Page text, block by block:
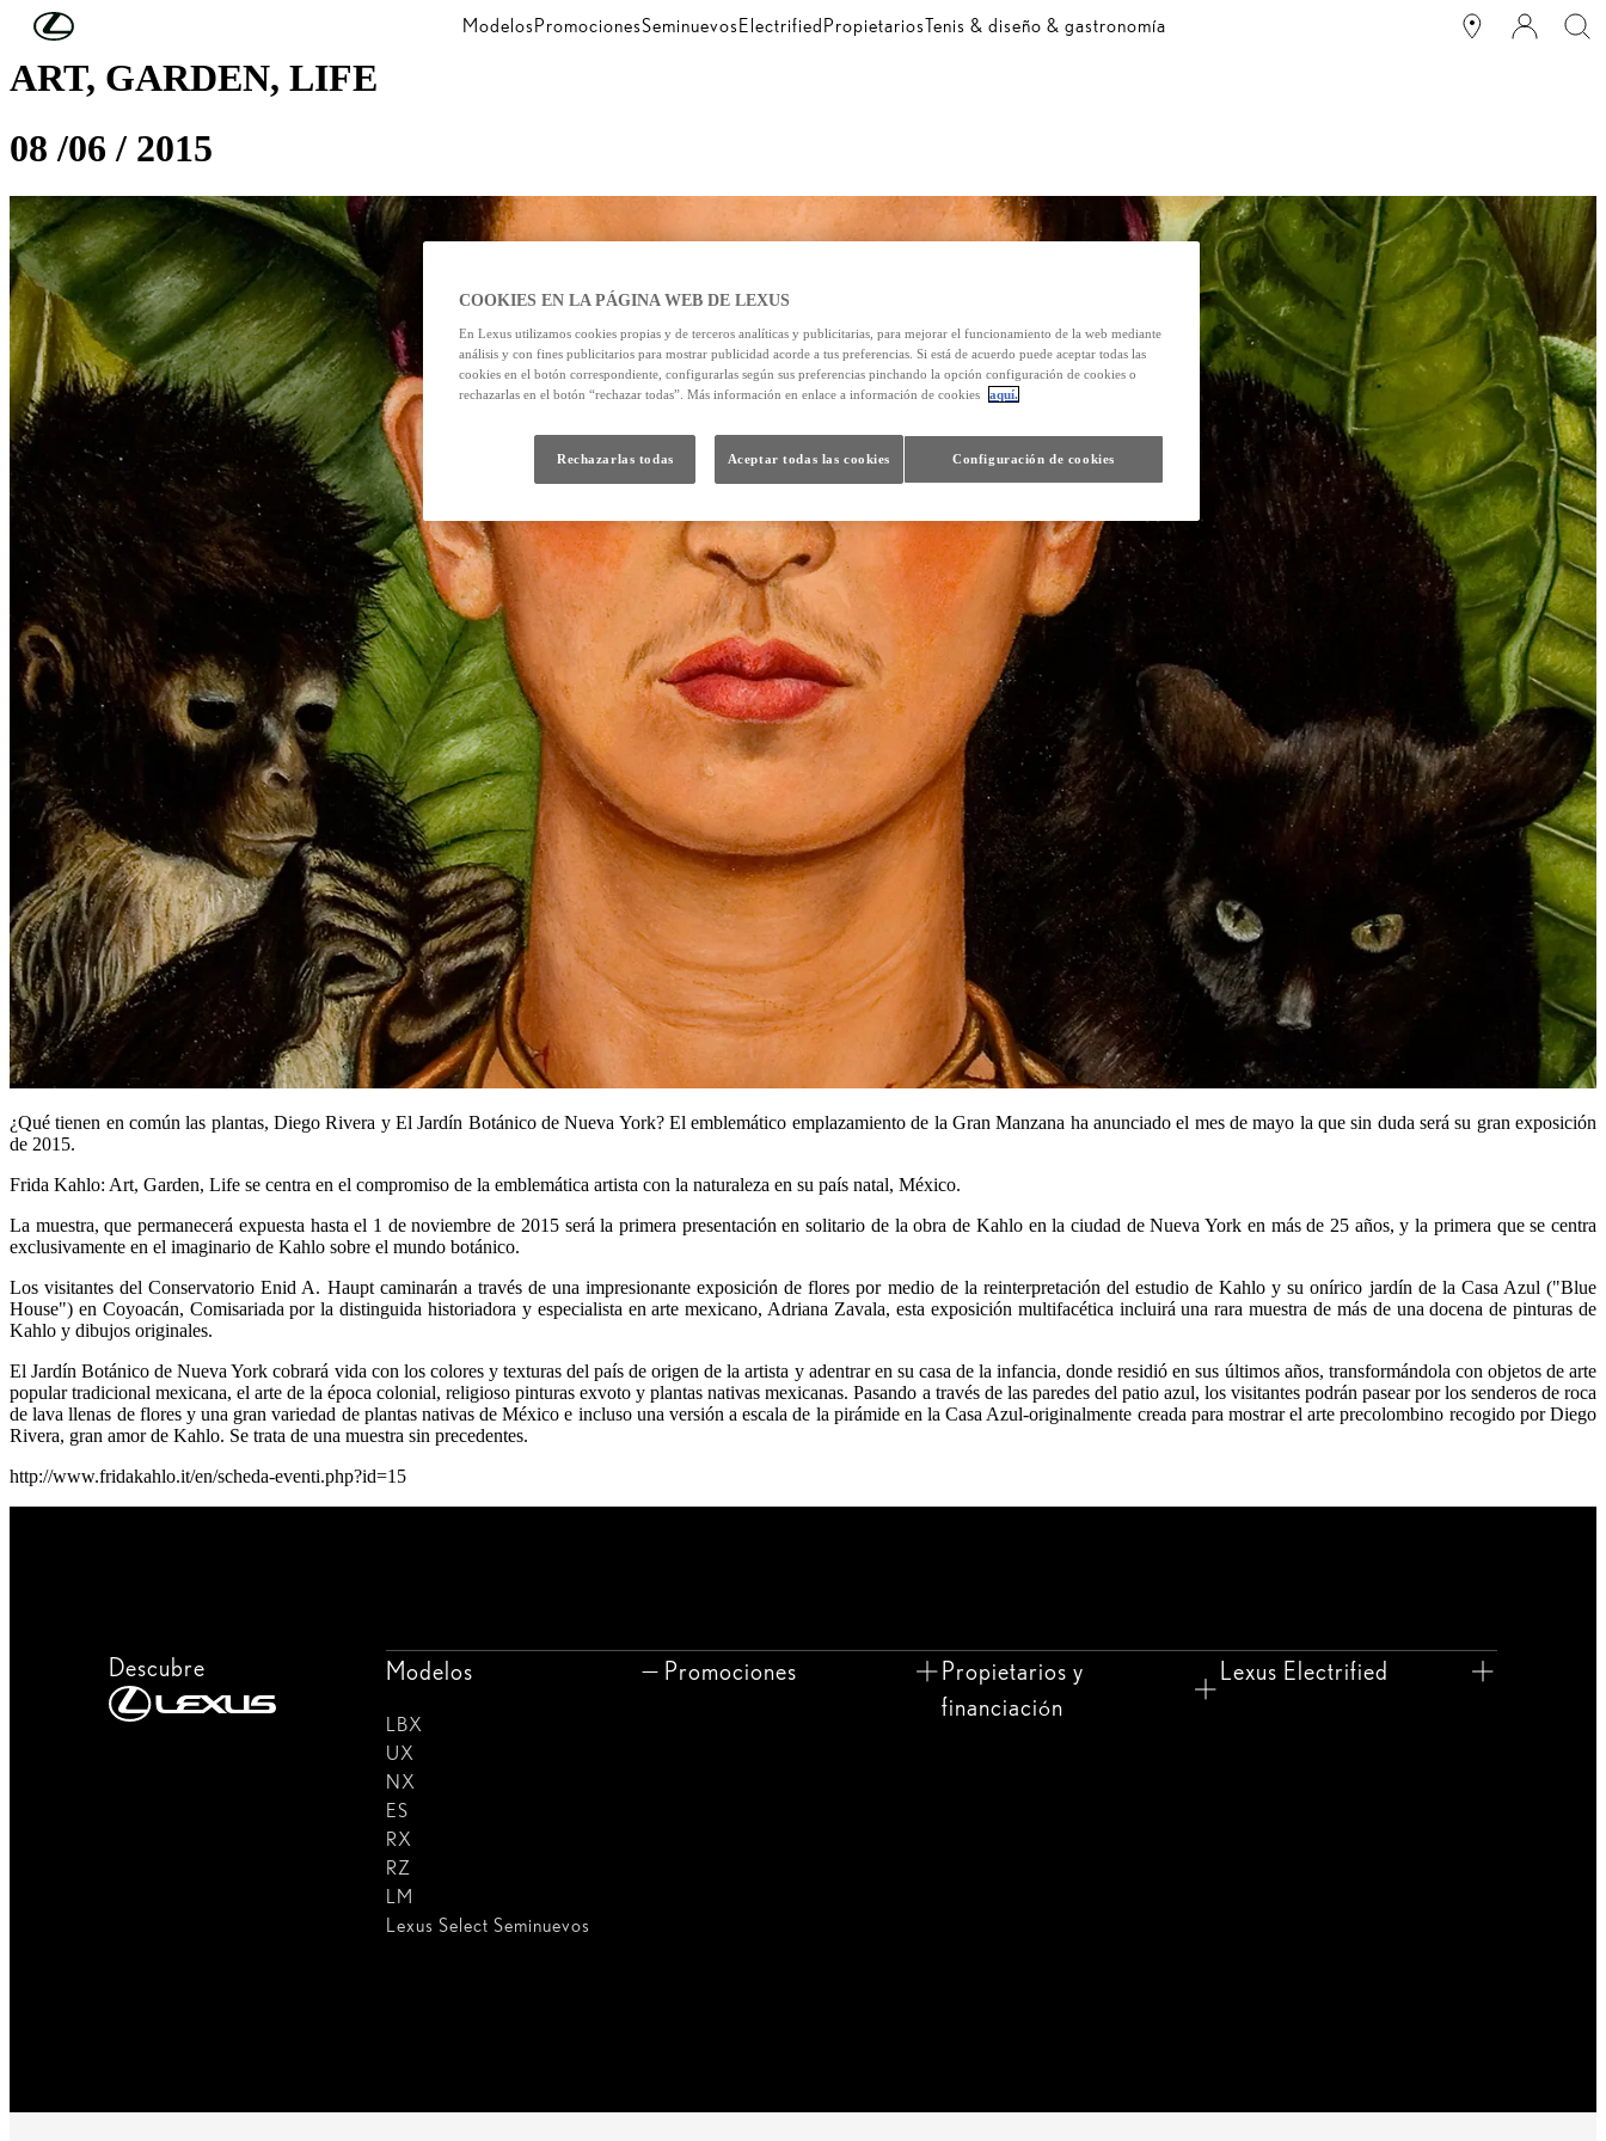
Skip to Main Content ModelosPromocionesSeminuevosElectrifiedPropietariosTenis & diseño & gastronomía
ART, GARDEN, LIFE
08 /06 / 2015
¿Qué tienen en común las plantas, Diego Rivera y El Jardín Botánico de Nueva York? El emblemático emplazamiento de la Gran Manzana ha anunciado el mes de mayo la que sin duda será su gran exposición
de 2015.
Frida Kahlo: Art, Garden, Life se centra en el compromiso de la emblemática artista con la naturaleza en su país natal, México.
La muestra, que permanecerá expuesta hasta el 1 de noviembre de 2015 será la primera presentación en solitario de la obra de Kahlo en la ciudad de Nueva York en más de 25 años, y la primera que se centra
exclusivamente en el imaginario de Kahlo sobre el mundo botánico.
Los visitantes del Conservatorio Enid A. Haupt caminarán a través de una impresionante exposición de flores por medio de la reinterpretación del estudio de Kahlo y su onírico jardín de la Casa Azul ("Blue
House") en Coyoacán, Comisariada por la distinguida historiadora y especialista en arte mexicano, Adriana Zavala, esta exposición multifacética incluirá una rara muestra de más de una docena de pinturas de
Kahlo y dibujos originales.
El Jardín Botánico de Nueva York cobrará vida con los colores y texturas del país de origen de la artista y adentrar en su casa de la infancia, donde residió en sus últimos años, transformándola con objetos de arte
popular tradicional mexicana, el arte de la época colonial, religioso pinturas exvoto y plantas nativas mexicanas. Pasando a través de las paredes del patio azul, los visitantes podrán pasear por los senderos de roca
de lava llenas de flores y una gran variedad de plantas nativas de México e incluso una versión a escala de la pirámide en la Casa Azul-originalmente creada para mostrar el arte precolombino recogido por Diego
Rivera, gran amor de Kahlo. Se trata de una muestra sin precedentes.
http://www.fridakahlo.it/en/scheda-eventi.php?id=15
Descubre Modelos
LBX
UX
NX
ES
RX
RZ
LM
Lexus Select Seminuevos
Promociones
Propietarios y
financiación
Lexus Electrified
COOKIES EN LA PÁGINA WEB DE LEXUS
En Lexus utilizamos cookies propias y de terceros analíticas y publicitarias, para mejorar el funcionamiento de la web mediante
análisis y con fines publicitarios para mostrar publicidad acorde a tus preferencias. Si está de acuerdo puede aceptar todas las
cookies en el botón correspondiente, configurarlas según sus preferencias pinchando la opción configuración de cookies o
rechazarlas en el botón “rechazar todas”. Más información en enlace a información de cookies
aquí.
Configuración de cookies
Rechazarlas todas Aceptar todas las cookies